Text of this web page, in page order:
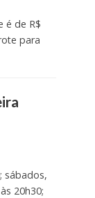
é de R$
para
sábados,
20h30;